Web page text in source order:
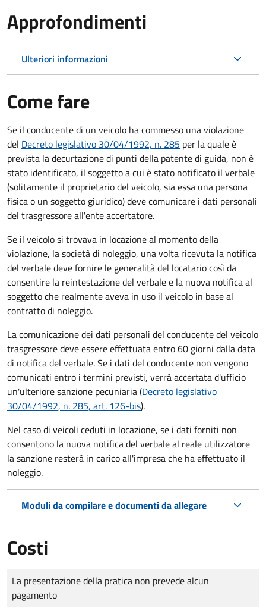
Approfondimenti
Ulteriori informazioni
Come fare
Se il conducente di un veicolo ha commesso una violazione
del Decreto legislativo 30/04/1992, n. 285 per la quale è
prevista la decurtazione di punti della patente di guida, non è
stato identificato, il soggetto a cui è stato notificato il verbale
(solitamente il proprietario del veicolo, sia essa una persona
fisica o un soggetto giuridico) deve comunicare i dati personali
del trasgressore all'ente accertatore.
Se il veicolo si trovava in locazione al momento della
violazione, la società di noleggio, una volta ricevuta la notifica
del verbale deve fornire le generalità del locatario così da
consentire la reintestazione del verbale e la nuova notifica al
soggetto che realmente aveva in uso il veicolo in base al
contratto di noleggio.
La comunicazione dei dati personali del conducente del veicolo
trasgressore deve essere effettuata entro 60 giorni dalla data
di notifica del verbale.Se i dati del conducente non vengono
comunicati entro i termini previsti, verrà accertata d'ufficio
un'ulteriore sanzione pecuniaria (Decreto legislativo
30/04/1992, n. 285, art. 126-bis).
Nel caso di veicoli ceduti in locazione, se i dati forniti non
consentono la nuova notifica del verbale al reale utilizzatore
la sanzione resterà in carico all'impresa che ha effettuato il
noleggio.
Moduli da compilare e documenti da allegare
Costi
Tipo di pagamento
Importo
La presentazione della pratica non prevede alcun
pagamento